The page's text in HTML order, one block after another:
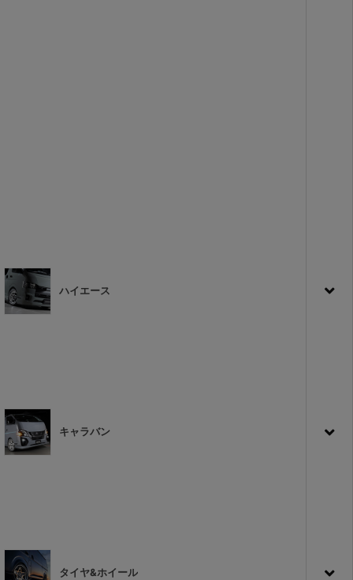
ハイエース
キャラバン
タイヤ&ホイール